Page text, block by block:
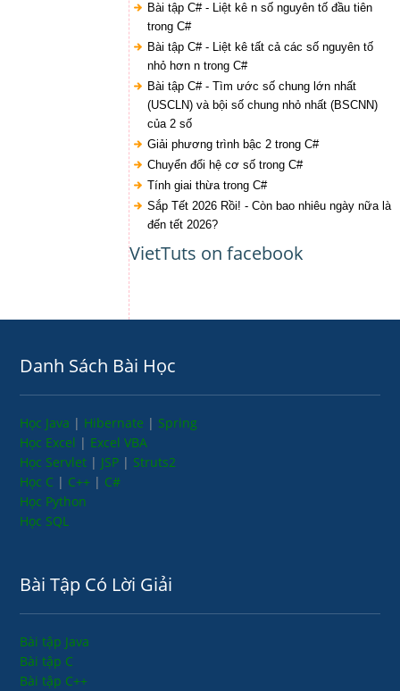
Bài tập C# - Liệt kê n số nguyên tố đầu tiên
trong C#
Bài tập C# - Liệt kê tất cả các số nguyên tố
nhỏ hơn n trong C#
Bài tập C# - Tìm ước số chung lớn nhất
(USCLN) và bội số chung nhỏ nhất (BSCNN)
của 2 số
Giải phương trình bậc 2 trong C#
Chuyển đổi hệ cơ số trong C#
Tính giai thừa trong C#
Sắp Tết 2026 Rồi! - Còn bao nhiêu ngày nữa là
đến tết 2026?
VietTuts on facebook
Danh Sách Bài Học
Học Java | Hibernate | Spring
Học Excel | Excel VBA
Học Servlet | JSP | Struts2
Học C | C++ | C#
Học Python
Học SQL
Bài Tập Có Lời Giải
Bài tập Java
Bài tập C
Bài tập C++